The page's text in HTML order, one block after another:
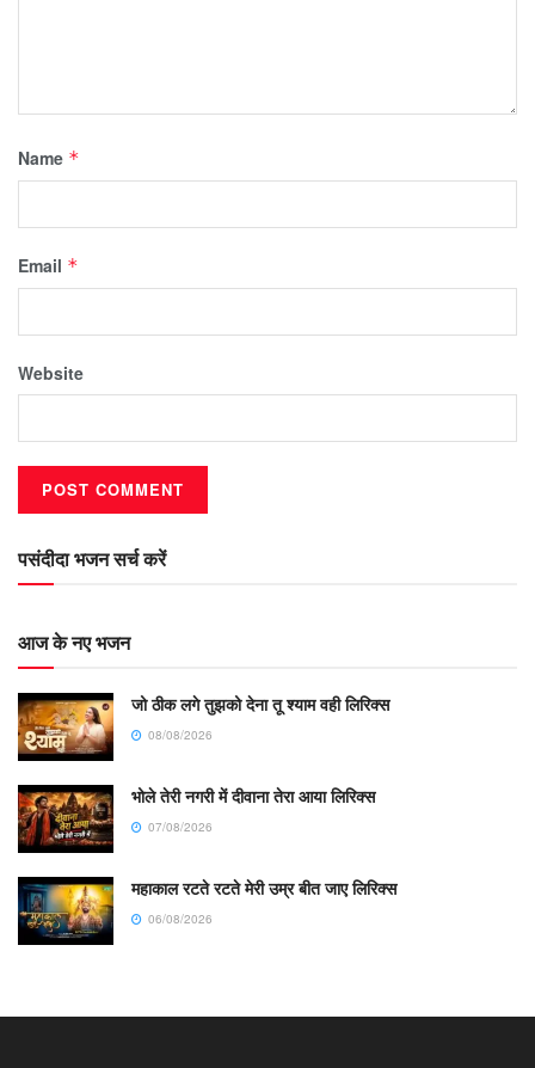
Name *
Email *
Website
पसंदीदा भजन सर्च करें
आज के नए भजन
जो ठीक लगे तुझको देना तू श्याम वही लिरिक्स
08/08/2026
भोले तेरी नगरी में दीवाना तेरा आया लिरिक्स
07/08/2026
महाकाल रटते रटते मेरी उम्र बीत जाए लिरिक्स
06/08/2026